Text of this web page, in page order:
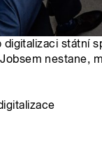
digitalizaci státní
nestane,